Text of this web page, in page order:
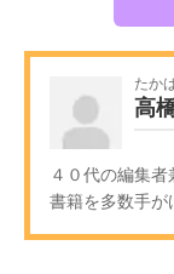
たか
高
４０代の編集
書籍を多数手が